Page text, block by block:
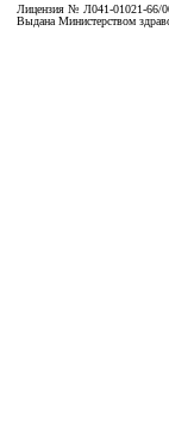
Лицензия № Л041-01021-66/
Выдана Министерством